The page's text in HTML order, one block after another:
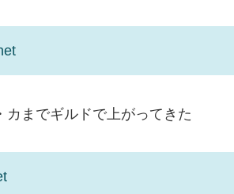
までギルドで上がってきた